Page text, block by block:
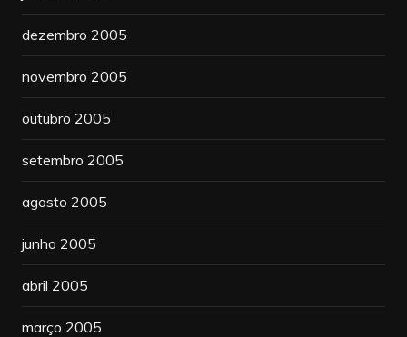
dezembro 2005
novembro 2005
outubro 2005
setembro 2005
agosto 2005
junho 2005
abril 2005
março 2005